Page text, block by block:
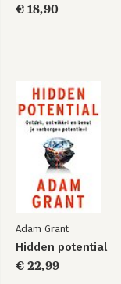
De vijf essenties
van leidinggeven
aan een PLG
Bekijk alle boeken
€ 18,90
Adam Grant
Hidden potential
€ 22,99